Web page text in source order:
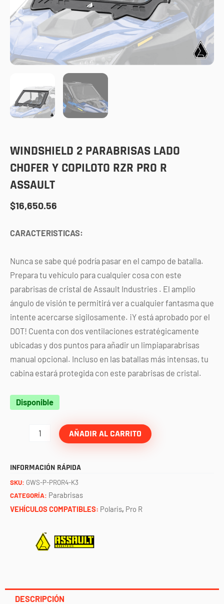
WINDSHIELD 2 PARABRISAS LADO
CHOFER Y COPILOTO RZR PRO R
ASSAULT
$16,650.56
CARACTERISTICAS:
Nunca se sabe qué podría pasar en el campo de batalla.
Prepara tu vehículo para cualquier cosa con este
parabrisas de cristal de Assault Industries . El amplio
ángulo de visión te permitirá ver a cualquier fantasma que
intente acercarse sigilosamente. ¡Y está aprobado por el
DOT! Cuenta con dos ventilaciones estratégicamente
ubicadas y dos puntos para añadir un limpiaparabrisas
manual opcional. Incluso en las batallas más intensas, tu
cabina estará protegida con este parabrisas de cristal.
Disponible
Windshield
parabrisas
copiloto
rzr
ASSAULT
AÑADIR AL CARRITO
INFORMACIÓN RÁPIDA
SKU: GWS-P-PROR4-K3
CATEGORÍA: Parabrisas
VEHÍCULOS COMPATIBLES: Polaris, Pro R
DESCRIPCIÓN